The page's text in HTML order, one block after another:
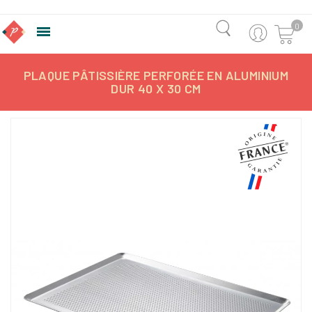
 0
PLAQUE PÂTISSIÈRE PERFORÉE EN ALUMINIUM
DUR 40 X 30 CM